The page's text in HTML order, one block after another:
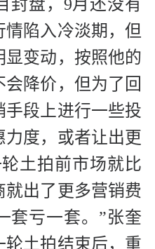
封盘，9月还没有
陷入冷淡期，但
显变动，按照他的
降价，但为了回
手段上进行一些投
力度，或者让出更
土拍前市场就比
就出了更多营销费
套亏一套。”张奎
轮土拍结束后，重